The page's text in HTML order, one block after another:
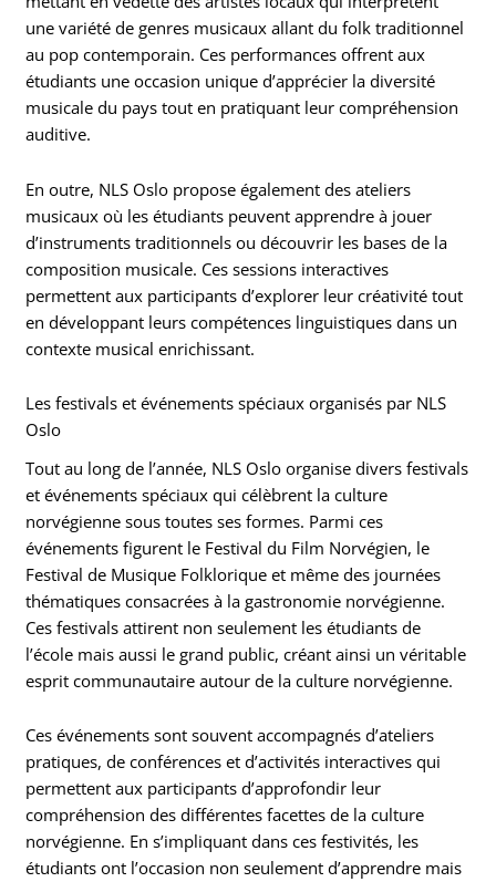
une variété de genres musicaux allant du folk traditionnel
au pop contemporain. Ces performances offrent aux
étudiants une occasion unique d’apprécier la diversité
musicale du pays tout en pratiquant leur compréhension
auditive.
En outre, NLS Oslo propose également des ateliers
musicaux où les étudiants peuvent apprendre à jouer
d’instruments traditionnels ou découvrir les bases de la
composition musicale. Ces sessions interactives
permettent aux participants d’explorer leur créativité tout
en développant leurs compétences linguistiques dans un
contexte musical enrichissant.
Les festivals et événements spéciaux organisés par NLS
Oslo
Tout au long de l’année, NLS Oslo organise divers festivals
et événements spéciaux qui célèbrent la culture
norvégienne sous toutes ses formes. Parmi ces
événements figurent le Festival du Film Norvégien, le
Festival de Musique Folklorique et même des journées
thématiques consacrées à la gastronomie norvégienne.
Ces festivals attirent non seulement les étudiants de
l’école mais aussi le grand public, créant ainsi un véritable
esprit communautaire autour de la culture norvégienne.
Ces événements sont souvent accompagnés d’ateliers
pratiques, de conférences et d’activités interactives qui
permettent aux participants d’approfondir leur
compréhension des différentes facettes de la culture
norvégienne. En s’impliquant dans ces festivités, les
étudiants ont l’occasion non seulement d’apprendre mais